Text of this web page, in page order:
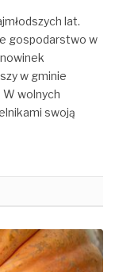
lat.
gospodarstwo w
w gminie
W wolnych
swoją